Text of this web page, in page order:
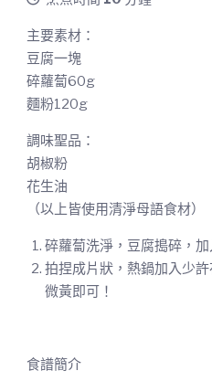
主要素材：
豆腐一塊
碎蘿蔔60g
麵粉120g
調味聖品：
胡椒粉
花生油
（以上皆使用清淨母語食材）
碎蘿蔔洗淨，豆腐搗碎，
拍捏成片狀，熱鍋加入少
微黃即可！
食譜簡介